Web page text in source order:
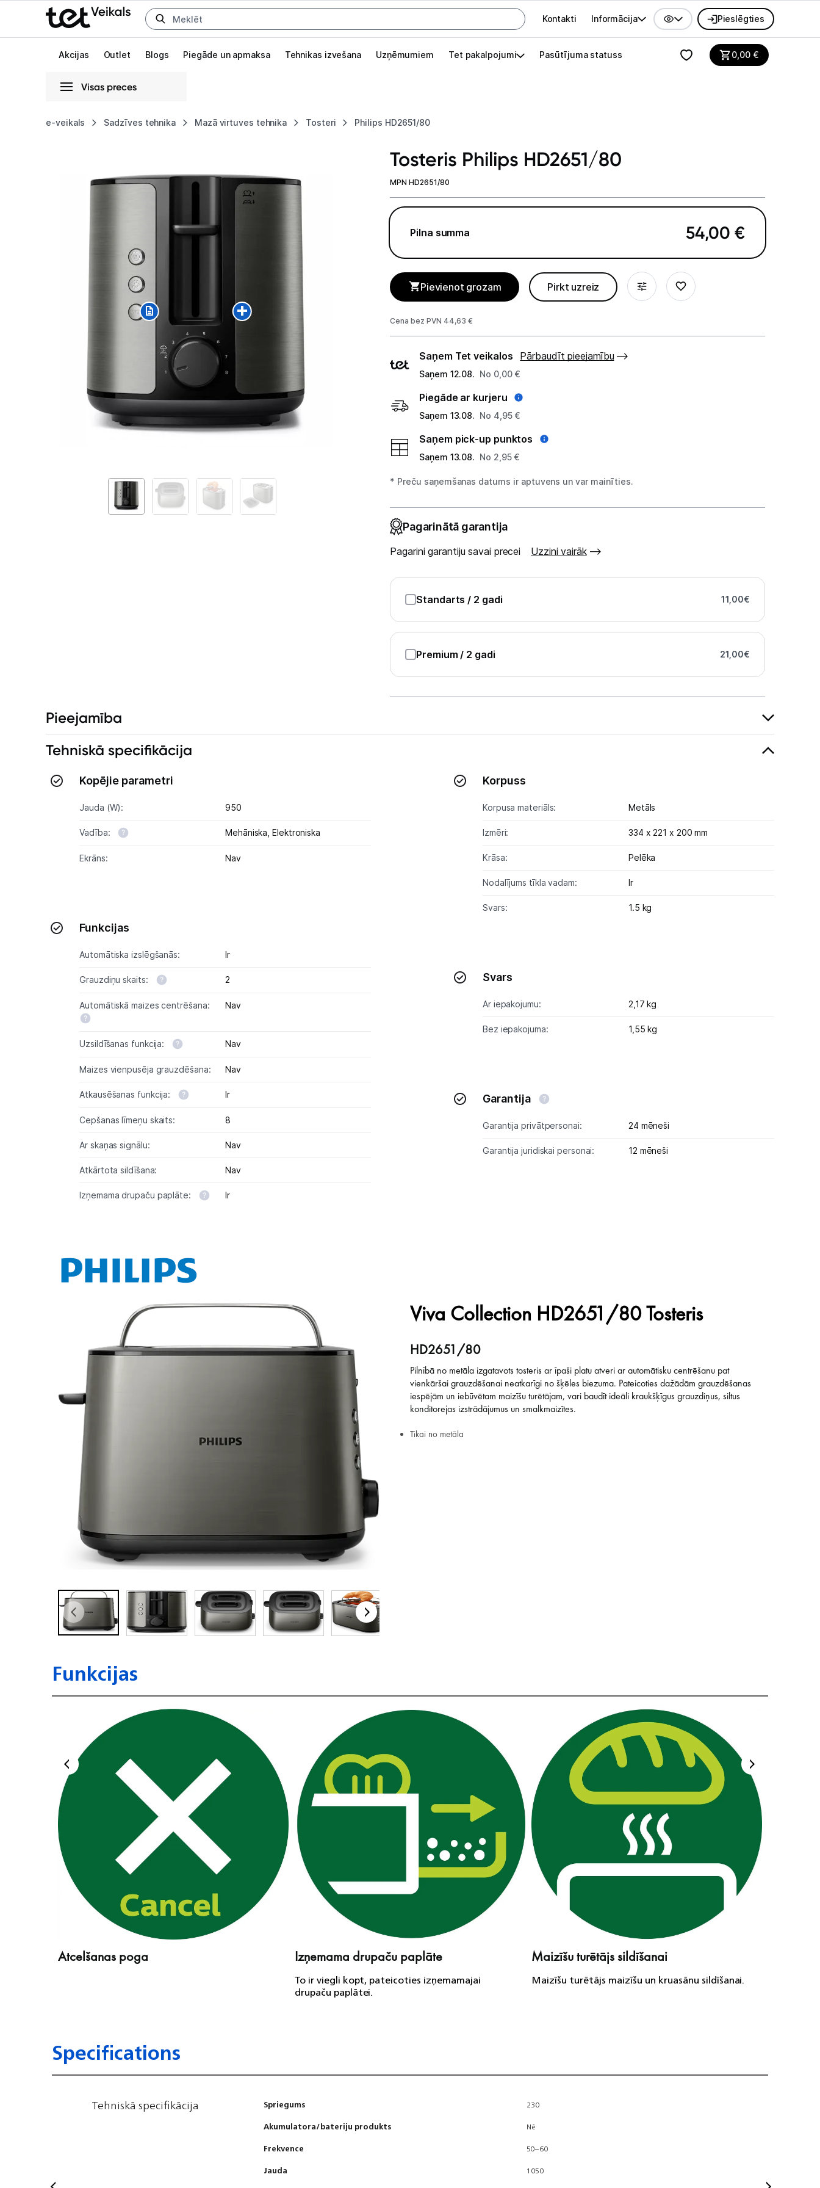
Uz kategorijam Uz galveno saturu
Galvenes izvēlne
Kontakti Informācija Pieslēgties
Akcijas Outlet Blogs Piegāde un apmaksa Tehnikas izvešana Uzņēmumiem Tet pakalpojumi Pasūtījuma statuss 0,00€
Visas preces
e-veikals Sadzīves tehnika Mazā virtuves tehnika Tosteri Philips HD2651/80
Pieslēgties
Telefoni, planšetdatori
Sadzīves tehnika
Kafijas pagatavošana
Tehnikas izvešana
Uzņēmumiem
Tet pakalpojumi
Globāls iestatījums animāciju aktivizēšanai vai deaktivizēšanai visā lapā.
HD2651/80
Tosteris Philips HD2651/80
MPN HD2651/80
Pilna summa 54,00 €
Pievienot grozam Pirkt uzreiz
Cena bez PVN 44,63 €
Piegādes
veidi
Saņem Tet veikalos Pārbaudīt pieejamību
Saņem 12.08. No 0,00 €
Piegāde ar kurjeru
Saņem 13.08. No 4,95 €
Saņem pick-up punktos
Saņem 13.08. No 2,95 €
* Preču saņemšanas datums ir aptuvens un var mainīties.
Pagarinātā garantija
Pagarini garantiju savai precei Uzzini vairāk
Standarts / 2 gadi 11,00€
Premium / 2 gadi 21,00€
Pieejamība
Tehniskā specifikācija
Kopējie parametri
Jauda (W): 950
Vadība: Mehāniska,Elektroniska
Ekrāns: Nav
Funkcijas
Automātiska izslēgšanās: Ir
Grauzdiņu skaits: 2
Automātiskā maizes centrēšana: Nav
Uzsildīšanas funkcija: Nav
Maizes vienpusēja grauzdēšana: Nav
Atkausēšanas funkcija: Ir
Cepšanas līmeņu skaits: 8
Ar skaņas signālu: Nav
Atkārtota sildīšana: Nav
Izņemama drupaču paplāte: Ir
Korpuss
Korpusa materiāls: Metāls
Izmēri: 334 x 221 x 200 mm
Krāsa: Pelēka
Nodalījums tīkla vadam: Ir
Svars: 1.5 kg
Svars
Ar iepakojumu: 2,17 kg
Bez iepakojuma: 1,55 kg
Garantija
Garantija privātpersonai: 24 mēneši
Garantija juridiskai personai: 12 mēneši
Viva Collection HD2651/80 Tosteris
HD2651/80
Pilnībā no metāla izgatavots tosteris ar īpaši platu atveri ar automātisku centrēšanu pat
vienkāršai grauzdēšanai neatkarīgi no šķēles biezuma. Pateicoties dažādām grauzdēšanas
iespējām un iebūvētam maizīšu turētājam, vari baudīt ideāli kraukšķīgus grauzdiņus, siltus
konditorejas izstrādājumus un smalkmaizītes.
Tikai no metāla
Funkcijas
Atcelšanas poga Izņemama drupaču paplāte
To ir viegli kopt, pateicoties izņemamajai
drupaču paplātei.
Maizīšu turētājs sildīšanai
Maizīšu turētājs maizīšu un kruasānu sildīšanai.
Specifications
Tehniskā specifikācija
Spriegums
Akumulatora/bateriju produkts
Frekvence
Jauda
230
Nē
50–60
1050